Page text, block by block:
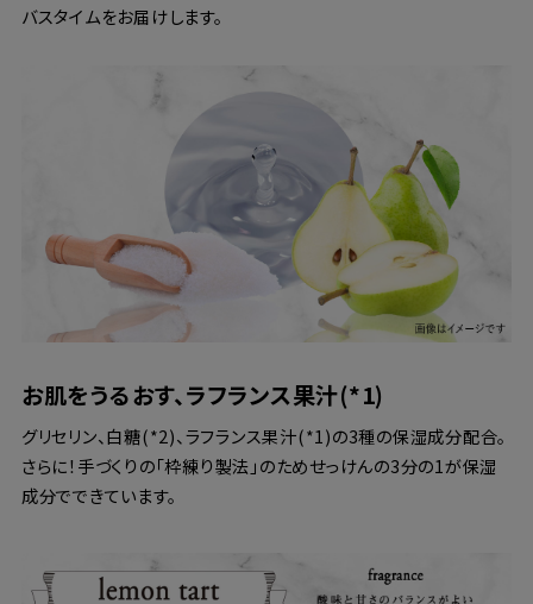
バスタイムをお届けします。
お肌をうるおす、ラフランス果汁(*1)
グリセリン、白糖(*2)、ラフランス果汁(*1)の3種の保湿成分配合。
さらに！手づくりの「枠練り製法」のためせっけんの3分の1が保湿
成分でできています。